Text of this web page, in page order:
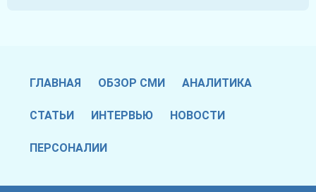
ГЛАВНАЯ ОБЗОР СМИ АНАЛИТИКА
СТАТЬИ ИНТЕРВЬЮ НОВОСТИ
ПЕРСОНАЛИИ